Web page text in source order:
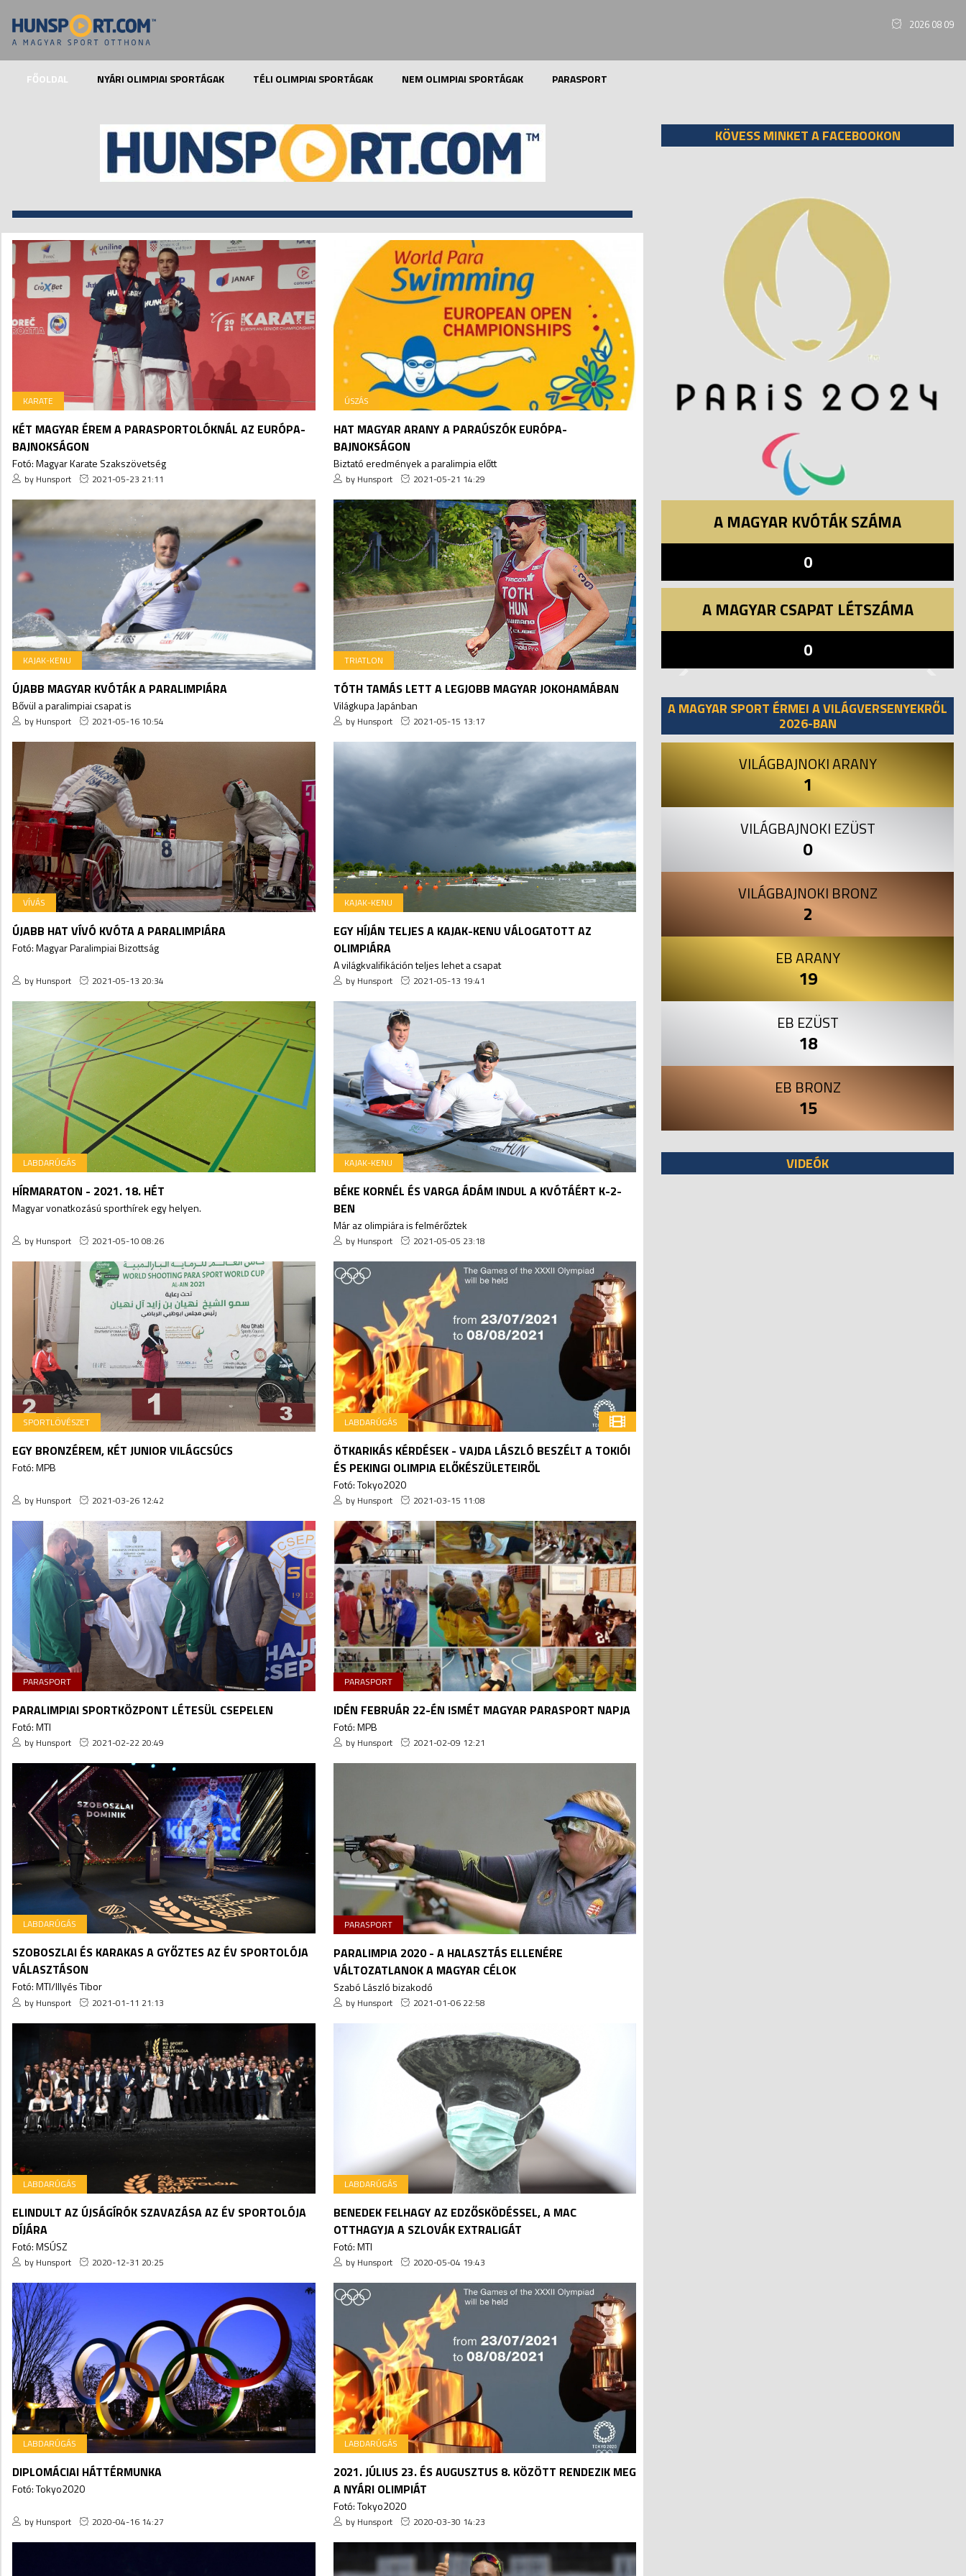
2026 08 09
FŐOLDAL NYÁRI OLIMPIAI SPORTÁGAK TÉLI OLIMPIAI SPORTÁGAK NEM OLIMPIAI SPORTÁGAK PARASPORT
KARATE
KÉT MAGYAR ÉREM A PARASPORTOLÓKNÁL AZ EURÓPA-
BAJNOKSÁGON
Fotó: Magyar Karate Szakszövetség
by Hunsport 2021-05-23 21:11
ÚSZÁS
HAT MAGYAR ARANY A PARAÚSZÓK EURÓPA-
BAJNOKSÁGON
Biztató eredmények a paralimpia előtt
by Hunsport 2021-05-21 14:29
KAJAK-KENU
ÚJABB MAGYAR KVÓTÁK A PARALIMPIÁRA
Bővül a paralimpiai csapat is
by Hunsport 2021-05-16 10:54
TRIATLON
TÓTH TAMÁS LETT A LEGJOBB MAGYAR JOKOHAMÁBAN
Világkupa Japánban
by Hunsport 2021-05-15 13:17
VÍVÁS
ÚJABB HAT VÍVÓ KVÓTA A PARALIMPIÁRA
Fotó: Magyar Paralimpiai Bizottság
by Hunsport 2021-05-13 20:34
KAJAK-KENU
EGY HÍJÁN TELJES A KAJAK-KENU VÁLOGATOTT AZ
OLIMPIÁRA
A világkvalifikáción teljes lehet a csapat
by Hunsport 2021-05-13 19:41
LABDARÚGÁS
HÍRMARATON - 2021. 18. HÉT
Magyar vonatkozású sporthírek egy helyen.
by Hunsport 2021-05-10 08:26
KAJAK-KENU
BÉKE KORNÉL ÉS VARGA ÁDÁM INDUL A KVÓTÁÉRT K-2-
BEN
Már az olimpiára is felmérőztek
by Hunsport 2021-05-05 23:18
SPORTLÖVÉSZET
EGY BRONZÉREM, KÉT JUNIOR VILÁGCSÚCS
Fotó: MPB
by Hunsport 2021-03-26 12:42
LABDARÚGÁS
ÖTKARIKÁS KÉRDÉSEK - VAJDA LÁSZLÓ BESZÉLT A TOKIÓI
ÉS PEKINGI OLIMPIA ELŐKÉSZÜLETEIRŐL
Fotó: Tokyo2020
by Hunsport 2021-03-15 11:08
PARASPORT
PARALIMPIAI SPORTKÖZPONT LÉTESÜL CSEPELEN
Fotó: MTI
by Hunsport 2021-02-22 20:49
PARASPORT
IDÉN FEBRUÁR 22-ÉN ISMÉT MAGYAR PARASPORT NAPJA
Fotó: MPB
by Hunsport 2021-02-09 12:21
LABDARÚGÁS
SZOBOSZLAI ÉS KARAKAS A GYŐZTES AZ ÉV SPORTOLÓJA
VÁLASZTÁSON
Fotó: MTI/Illyés Tibor
by Hunsport 2021-01-11 21:13
PARASPORT
PARALIMPIA 2020 - A HALASZTÁS ELLENÉRE
VÁLTOZATLANOK A MAGYAR CÉLOK
Szabó László bizakodó
by Hunsport 2021-01-06 22:58
LABDARÚGÁS
ELINDULT AZ ÚJSÁGÍRÓK SZAVAZÁSA AZ ÉV SPORTOLÓJA
DÍJÁRA
Fotó: MSÚSZ
by Hunsport 2020-12-31 20:25
LABDARÚGÁS
BENEDEK FELHAGY AZ EDZŐSKÖDÉSSEL, A MAC
OTTHAGYJA A SZLOVÁK EXTRALIGÁT
Fotó: MTI
by Hunsport 2020-05-04 19:43
LABDARÚGÁS
DIPLOMÁCIAI HÁTTÉRMUNKA
Fotó: Tokyo2020
by Hunsport 2020-04-16 14:27
LABDARÚGÁS
2021. JÚLIUS 23. ÉS AUGUSZTUS 8. KÖZÖTT RENDEZIK MEG
A NYÁRI OLIMPIÁT
Fotó: Tokyo2020
by Hunsport 2020-03-30 14:23
KÖVESS MINKET A FACEBOOKON
A MAGYAR KVÓTÁK SZÁMA
0
A MAGYAR CSAPAT LÉTSZÁMA
0
A MAGYAR SPORT ÉRMEI A VILÁGVERSENYEKRŐL
2026-BAN
VILÁGBAJNOKI ARANY
1
VILÁGBAJNOKI EZÜST
0
VILÁGBAJNOKI BRONZ
2
EB ARANY
19
EB EZÜST
18
EB BRONZ
15
VIDEÓK